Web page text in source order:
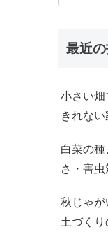
最近
小さい畑
きれな
白菜の
さ・害虫
秋じゃが
土づくり